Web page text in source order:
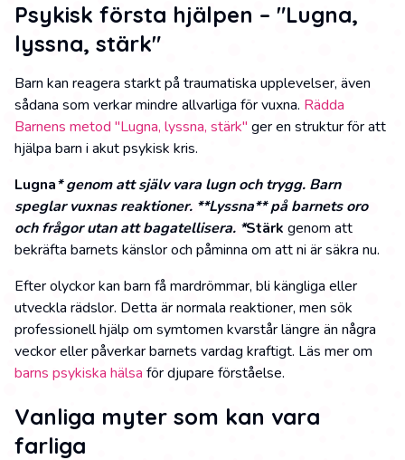
Psykisk första hjälpen – "Lugna,
lyssna, stärk"
Barn kan reagera starkt på traumatiska upplevelser, även
sådana som verkar mindre allvarliga för vuxna. Rädda
Barnens metod "Lugna, lyssna, stärk" ger en struktur för att
hjälpa barn i akut psykisk kris.
Lugna* genom att själv vara lugn och trygg. Barn
speglar vuxnas reaktioner. **Lyssna** på barnets oro
och frågor utan att bagatellisera. *Stärk genom att
bekräfta barnets känslor och påminna om att ni är säkra nu.
Efter olyckor kan barn få mardrömmar, bli kängliga eller
utveckla rädslor. Detta är normala reaktioner, men sök
professionell hjälp om symtomen kvarstår längre än några
veckor eller påverkar barnets vardag kraftigt. Läs mer om
barns psykiska hälsa för djupare förståelse.
Vanliga myter som kan vara
farliga